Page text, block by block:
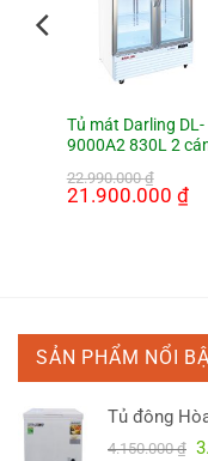
Tủ mát Darling DL-
9000A2 830L 2
22.990.000₫
Giá
gốc
21.900.000 ₫Giá
hiện
SẢN PHẨM NỔI
Tủ đông
4.150.000₫